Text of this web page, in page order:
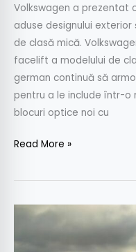
Volkswagen a prezentat
aduse designului
de clasă mică.
facelift a modelului de
german continuă să
pentru a le include într-o
blocuri optice noi cu
Read More »
Peugeot